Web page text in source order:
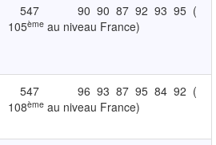
547 90 90 87 92 93 95 (
105èmeau niveau France)
547 96 93 87 95 84 92 (
108èmeau niveau France)